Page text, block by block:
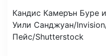
Кандис Камерън Буре
Уили Санджуан/
Пейс/Shutterstock